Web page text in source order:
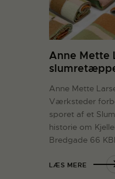
Anne Mette
Anne Mette
Værksteder
sporet af et
historie om
Bredgade 66
LÆS MERE